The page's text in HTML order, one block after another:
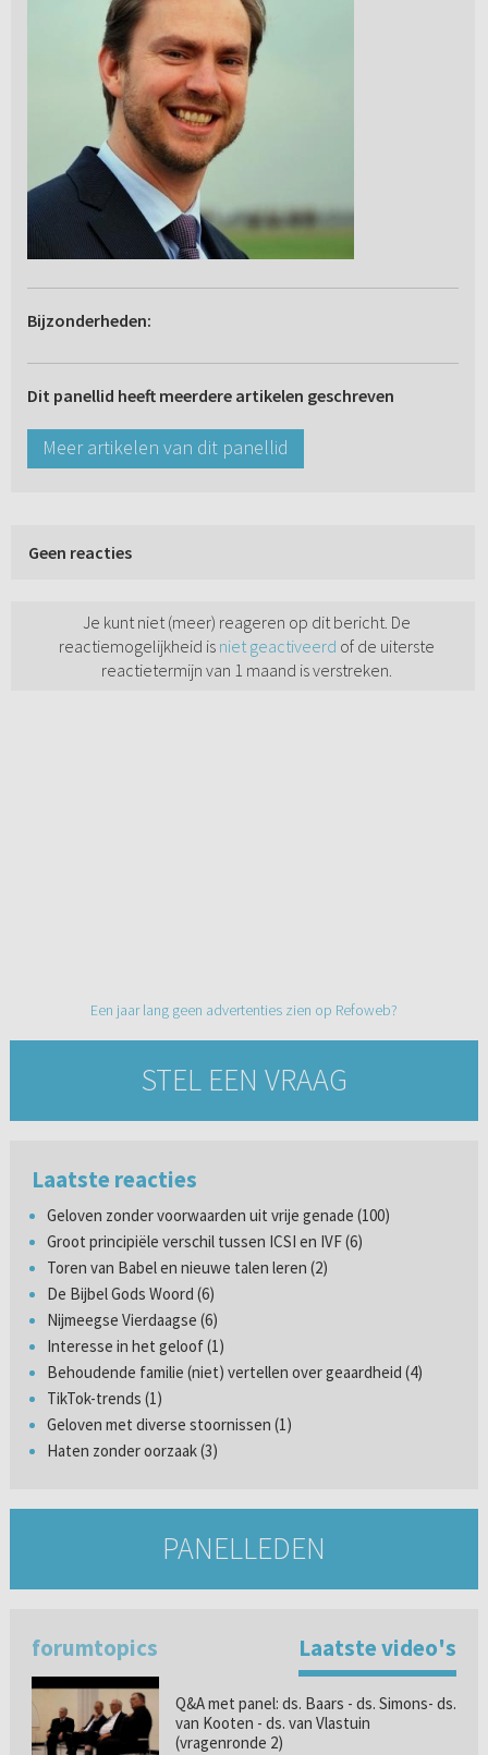
Bijzonderheden:
Dit panellid heeft meerdere artikelen geschreven
Meer artikelen van dit panellid
Geen reacties
Je kunt niet (meer) reageren op dit bericht. De
reactiemogelijkheid is niet geactiveerd of de uiterste
reactietermijn van 1 maand is verstreken.
Een jaar lang geen advertenties zien op Refoweb?
STEL EEN VRAAG
Laatste reacties
Geloven zonder voorwaarden uit vrije genade (100)
Groot principiële verschil tussen ICSI en IVF (6)
Toren van Babel en nieuwe talen leren (2)
De Bijbel Gods Woord (6)
Nijmeegse Vierdaagse (6)
Interesse in het geloof (1)
Behoudende familie (niet) vertellen over geaardheid (4)
TikTok-trends (1)
Geloven met diverse stoornissen (1)
Haten zonder oorzaak (3)
PANELLEDEN
forumtopics Laatste video's
Q&A met panel: ds. Baars - ds. Simons- ds.
van Kooten - ds. van Vlastuin
(vragenronde 2)